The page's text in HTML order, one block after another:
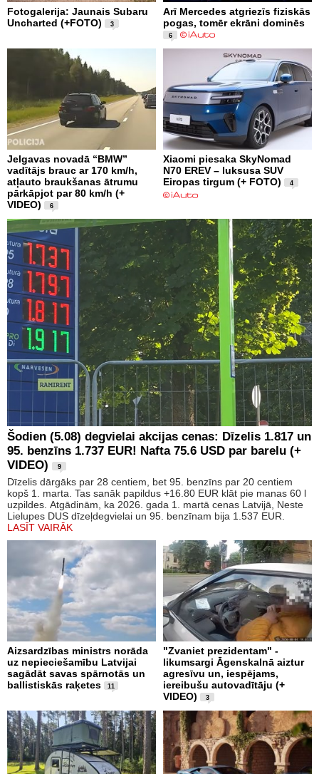
Fotogalerija: Jaunais Subaru
Uncharted (+FOTO)
3
Arī Mercedes atgriezīs fiziskās
pogas, tomēr ekrāni dominēs
6
Jelgavas novadā “BMW”
vadītājs brauc ar 170 km/h,
atļauto braukšanas ātrumu
pārkāpjot par 80 km/h (+
VIDEO)
6
Xiaomi piesaka SkyNomad
N70 EREV – luksusa SUV
Eiropas tirgum (+ FOTO)
4
Šodien (5.08) degvielai akcijas cenas: Dīzelis 1.817 un
95. benzīns 1.737 EUR! Nafta 75.6 USD par barelu (+
VIDEO)
9
Dīzelis dārgāks par 28 centiem, bet 95. benzīns par 20 centiem
kopš 1. marta. Tas sanāk papildus +16.80 EUR klāt pie manas 60 l
uzpildes. Atgādinām, ka 2026. gada 1. martā cenas Latvijā, Neste
Lielupes DUS dīzeļdegvielai un 95. benzīnam bija 1.537 EUR.
LASĪT VAIRĀK
Aizsardzības ministrs norāda
uz nepieciešamību Latvijai
sagādāt savas spārnotās un
ballistiskās raķetes
11
"Zvaniet prezidentam" -
likumsargi Āgenskalnā aiztur
agresīvu un, iespējams,
iereibušu autovadītāju (+
VIDEO)
3